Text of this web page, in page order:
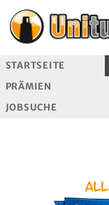
STARTSEITE
PRÄMIEN
JOBSUCHE